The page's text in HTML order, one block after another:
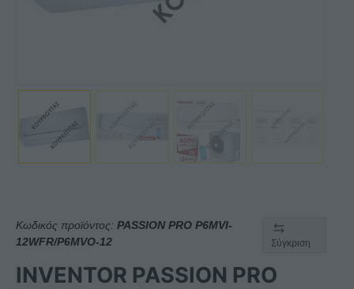
Κωδικός προϊόντος: PASSION PRO P6MVI-
12WFR/P6MVO-12
Σύγκριση
INVENTOR PASSION PRO